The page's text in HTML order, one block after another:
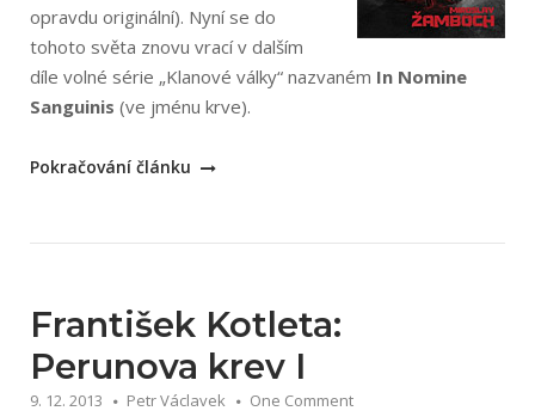
opravdu originální). Nyní se do
tohoto světa znovu vrací v dalším
díle volné série „Klanové války“ nazvaném In Nomine
Sanguinis (ve jménu krve).
„Miroslav
Pokračování článku
František Kotleta:
Perunova krev I
9. 12. 2013 Petr Václavek One Comment